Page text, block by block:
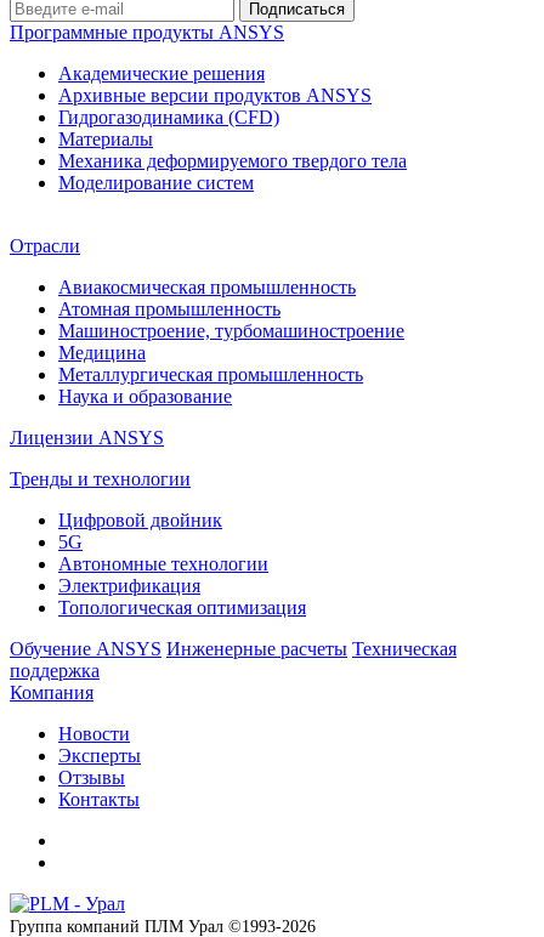
Программные продукты ANSYS
Академические решения
Архивные версии продуктов ANSYS
Гидрогазодинамика (CFD)
Материалы
Механика деформируемого твердого тела
Моделирование систем
Отрасли
Авиакосмическая промышленность
Атомная промышленность
Машиностроение, турбомашиностроение
Медицина
Металлургическая промышленность
Наука и образование
Лицензии ANSYS
Тренды и технологии
Цифровой двойник
5G
Автономные технологии
Электрификация
Топологическая оптимизация
Обучение ANSYS Инженерные расчеты Техническая
поддержка
Компания
Новости
Эксперты
Отзывы
Контакты
Группа компаний ПЛМ Урал ©1993-2026